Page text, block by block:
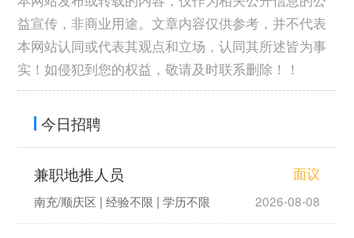
益宣传，非商业用途。文章内容仅供参考，并不代表
本网站认同或代表其观点和立场，认同其所述皆为事
实！如侵犯到您的权益，敬请及时联系删除！！
今日招聘
兼职地推人员 面议
南充/顺庆区 | 经验不限 | 学历不限 2026-08-08